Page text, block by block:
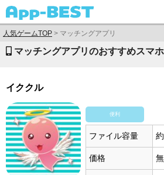
人気ゲームTOP > マッチングアプリ
マッチングアプリのおすすめスマ
イククル
便利
ファイル容量
価格